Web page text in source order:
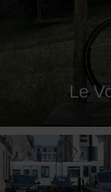
Le